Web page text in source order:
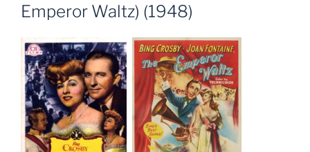
Emperor Waltz) (1948)